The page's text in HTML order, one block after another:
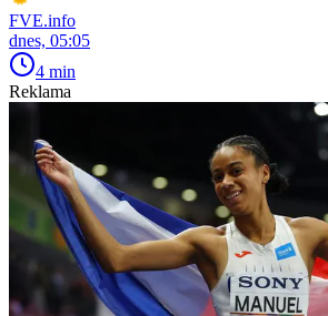
FVE.info
dnes, 05:05
4 min
Reklama